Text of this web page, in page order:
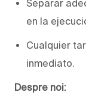
Separar
en la
Cualquier
inmediato.
Despre noi: